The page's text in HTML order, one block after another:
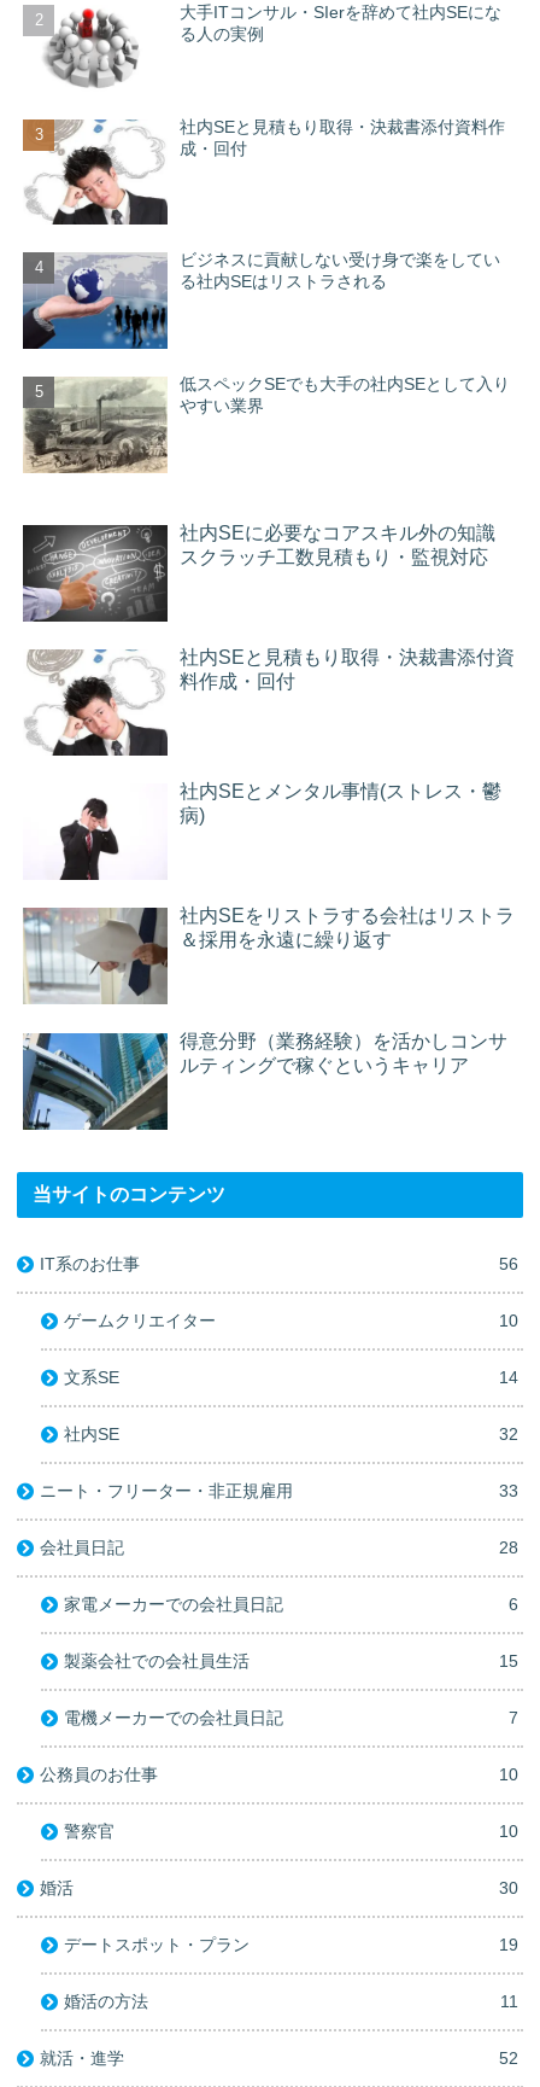
大手ITコンサル・SIerを辞めて社内SEにな
る人の実例
社内SEと見積もり取得・決裁書添付資料作
成・回付
ビジネスに貢献しない受け身で楽をしてい
る社内SEはリストラされる
低スペックSEでも大手の社内SEとして入り
やすい業界
社内SEに必要なコアスキル外の知識
スクラッチ工数見積もり・監視対応
社内SEと見積もり取得・決裁書添付資
料作成・回付
社内SEとメンタル事情(ストレス・鬱
病)
社内SEをリストラする会社はリストラ
＆採用を永遠に繰り返す
得意分野（業務経験）を活かしコンサ
ルティングで稼ぐというキャリア
当サイトのコンテンツ
IT系のお仕事 56
ゲームクリエイター 10
文系SE 14
社内SE 32
ニート・フリーター・非正規雇用 33
会社員日記 28
家電メーカーでの会社員日記 6
製薬会社での会社員生活 15
電機メーカーでの会社員日記 7
公務員のお仕事 10
警察官 10
婚活 30
デートスポット・プラン 19
婚活の方法 11
就活・進学 52